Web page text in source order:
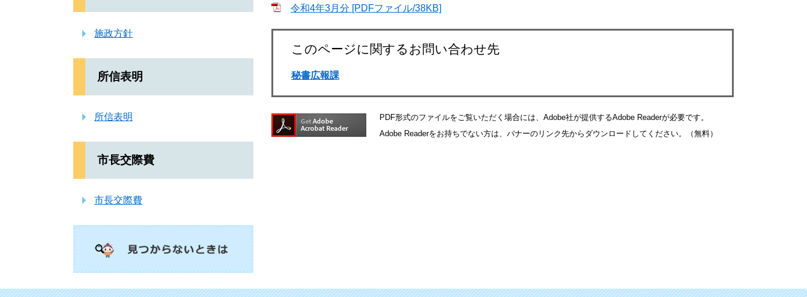
施政方針
所信表明
所信表明
市長交際費
市長交際費
令和4年3月分 [PDFファイル/38KB]
このページに関するお問い合わせ先
秘書広報課
PDF形式のファイルをご覧いただく場合には、Adobe社が提供するAdobe Readerが必要です。
Adobe Readerをお持ちでない方は、バナーのリンク先からダウンロードしてください。（無料）